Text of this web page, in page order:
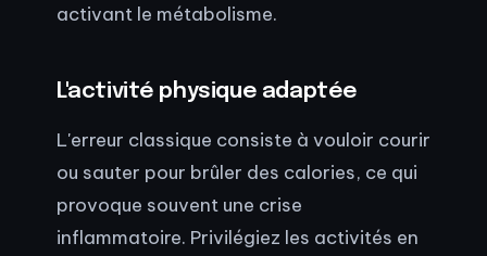
activant le métabolisme.
L'activité physique adaptée
L'erreur classique consiste à vouloir courir
ou sauter pour brûler des calories, ce qui
provoque souvent une crise
inflammatoire. Privilégiez les activités en